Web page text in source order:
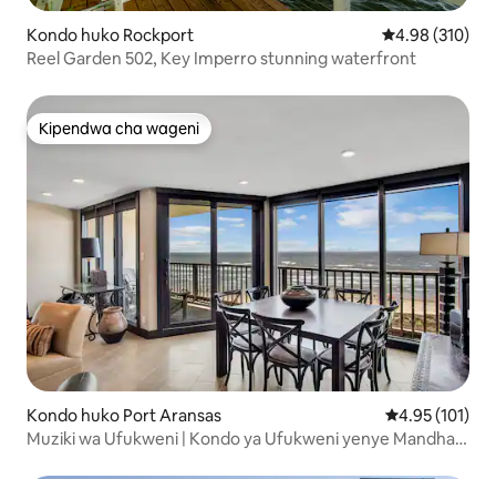
Kondo huko Rockport Ukadiriaji wa
4.98 (310)
Reel Garden 502, Key Imperro stunning waterfront
Kipendwa cha wageni
Kipendwa cha wageni
Kondo huko Port Aransas Ukadiriaji wa
4.95 (101)
Muziki wa Ufukweni | Kondo ya Ufukweni yenye Mandhari